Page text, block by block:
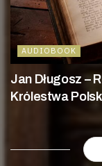
AUDIOBOOK
Jan Długosz –
Królestwa